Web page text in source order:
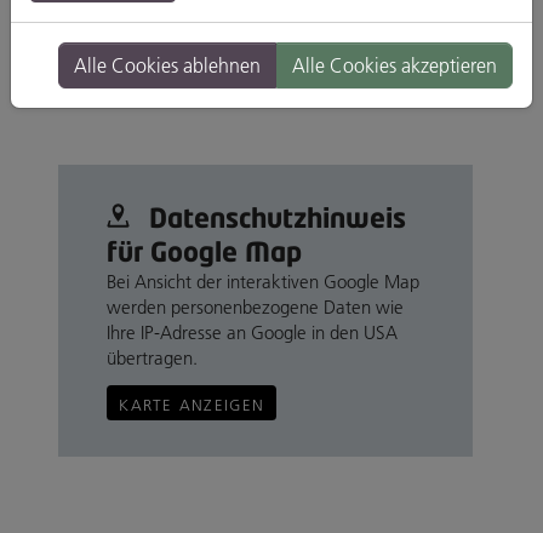
Am Brückenbasar 7-9, 93059 Regensburg
Branche: Bars
Standort: Altstadt
Datenschutz­hinweis
für Google Map
Bei Ansicht der interaktiven Google Map
werden personenbezogene Daten wie
Ihre IP-Adresse an Google in den USA
übertragen.
KARTE ANZEIGEN
Alle Cookies ablehnen Alle Cookies akzeptieren